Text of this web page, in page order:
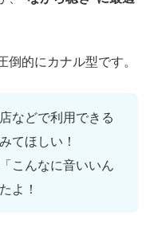
的にカナル型です。
などで利用できる
てほしい！
こんなに音いいん
よ！